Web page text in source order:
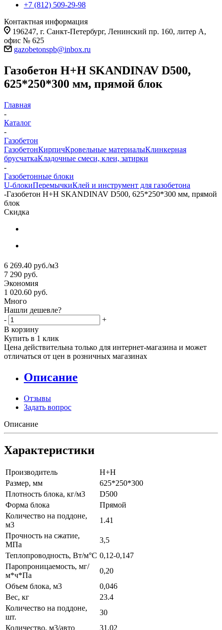
+7 (812) 509-29-98
Контактная информация
196247, г. Санкт-Петербург, Ленинский пр. 160, литер А,
офис № 625
gazobetonspb@inbox.ru
Газобетон H+H SKANDINAV D500,
625*250*300 мм, прямой блок
Главная
-
Каталог
-
Газобетон
ГазобетонКирпичКровельные материалыКлинкерная
брусчаткаКладочные смеси, клеи, затирки
-
Газобетонные блоки
U-блокиПеремычкиКлей и инструмент для газобетона
-Газобетон H+H SKANDINAV D500, 625*250*300 мм, прямой
блок
Скидка
6 269.40 руб./м3
7 290 руб.
Экономия
1 020.60 руб.
Много
Нашли дешевле?
-
+
В корзину
Купить в 1 клик
Цена действительна только для интернет-магазина и может
отличаться от цен в розничных магазинах
Описание
Отзывы
Задать вопрос
Описание
Характеристики
Производитель
Н+Н
Размер, мм
625*250*300
Плотность блока, кг/м3
D500
Форма блока
Прямой
Количество на поддоне,
м3
1.41
Прочность на сжатие,
МПа
3,5
Теплопроводность, Вт/м°С 0,12-0,147
Паропроницаемость, мг/
м*ч*Па
0,20
Объем блока, м3
0,046
Вес, кг
23.4
Количество на поддоне,
шт.
30
Количество, м3/авто
31,02